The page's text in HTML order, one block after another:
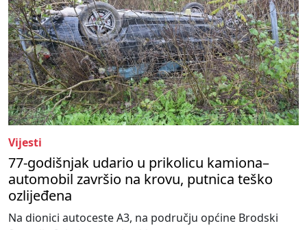
Vijesti
77-godišnjak udario u prikolicu kamiona–
automobil završio na krovu, putnica teško
ozlijeđena
Na dionici autoceste A3, na području općine Brodski